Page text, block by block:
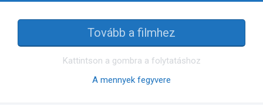
Tovább a filmhez
Kattintson a gombra a folytatáshoz
A mennyek fegyvere